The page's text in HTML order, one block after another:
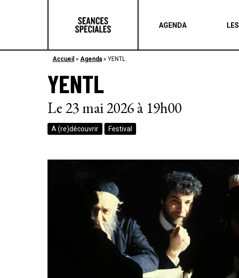
AGENDA
Accueil » Agenda » YENTL
YENTL
Le 23 mai 2026 à 19h00
A (re)découvrir Festival